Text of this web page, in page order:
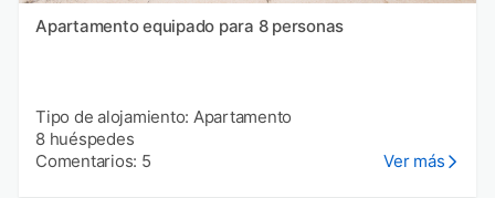
Apartamento equipado para 8 personas
Tipo de alojamiento: Apartamento
8 huéspedes
Comentarios: 5
Ver más